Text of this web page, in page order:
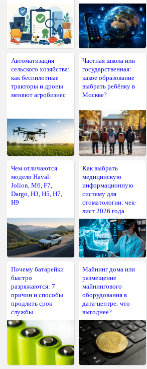
Автоматизация
сельского хозяйства:
как беспилотные
тракторы и дроны
меняют агробизнес
Частная школа или
государственная:
какое образование
выбрать ребёнку в
Москве?
Чем отличаются
модели Haval:
Jolion, M6, F7,
Dargo, H3, H5, H7,
H9
Как выбрать
медицинскую
информационную
систему для
стоматологии: чек-
лист 2026 года
Почему батарейки
быстро
разряжаются: 7
причин и способы
продлить срок
службы
Майнинг дома или
размещение
майнингового
оборудования в
дата-центре: что
выгоднее?